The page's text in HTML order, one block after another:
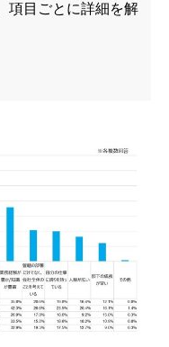
項目ごとに詳細を解